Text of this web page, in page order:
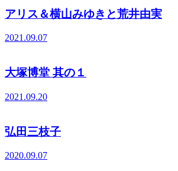
アリス＆横山みゆきと荒井由実
2021.09.07
大塚博堂 其の１
2021.09.20
弘田三枝子
2020.09.07